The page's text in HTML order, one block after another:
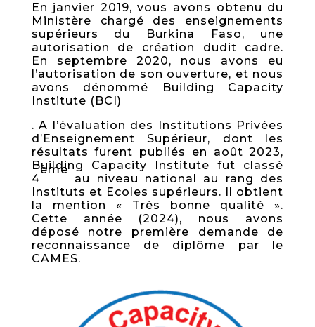
En janvier 2019, vous avons obtenu du
Ministère chargé des enseignements
supérieurs du Burkina Faso, une
autorisation de création dudit cadre.
En septembre 2020, nous avons eu
l’autorisation de son ouverture, et nous
avons dénommé Building Capacity
Institute (BCI)
. A l’évaluation des Institutions Privées
d’Enseignement Supérieur, dont les
résultats furent publiés en août 2023,
Building Capacity Institute fut classé
4
ème
au niveau national au rang des
Instituts et Ecoles supérieurs. Il obtient
la mention « Très bonne qualité ».
Cette année (2024), nous avons
déposé notre première demande de
reconnaissance de diplôme par le
CAMES.